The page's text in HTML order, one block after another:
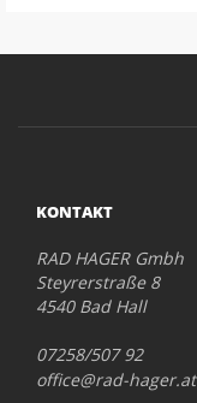
KONTAKT
RAD HAGER Gmbh
Steyrerstraße 8
4540 Bad Hall
07258/507 92
office@rad-hager.at